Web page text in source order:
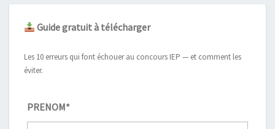
Guide gratuit à télécharger
Les 10 erreurs qui font échouer au concours IEP — et comment les
éviter.
PRENOM*